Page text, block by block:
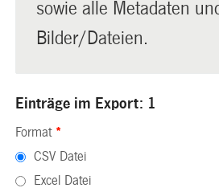
sowie alle Metadaten
Bilder/Dateien.
Einträge im Export: 1
Format *
CSV Datei
Excel Datei